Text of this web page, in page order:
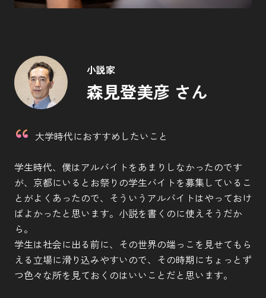
小説家
森見登美彦 さん
大学時代におすすめしたいこと
学生時代、僕はアルバイトをあまりしなかったのです
が、京都にいるとお祭りの学生バイトを募集しているこ
とがよくあったので、そういうアルバイトはやっておけ
ばよかったと思います。小説を書くのに使えそうだか
ら。
学生は社会に出る前に、その世界の端っこを見せてもら
える立場に滑り込みやすいので、その時期にちょっとず
つ色々な所を見ておくのはいいことだと思います。